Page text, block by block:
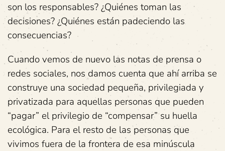
son los responsables? ¿Quiénes toman las
decisiones? ¿Quiénes están padeciendo las
consecuencias?
Cuando vemos de nuevo las notas de prensa o
redes sociales, nos damos cuenta que ahí arriba se
construye una sociedad pequeña, privilegiada y
privatizada para aquellas personas que pueden
“pagar” el privilegio de “compensar” su huella
ecológica. Para el resto de las personas que
vivimos fuera de la frontera de esa minúscula